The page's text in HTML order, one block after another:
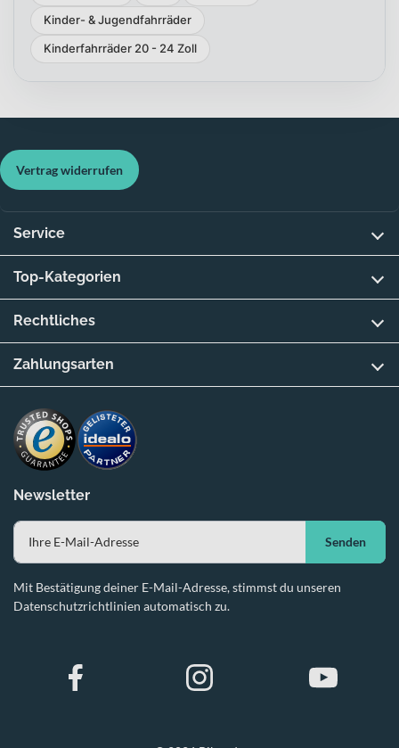
Kinder- & Jugendfahrräder
Kinderfahrräder 20 - 24 Zoll
Newsletter
Senden
Mit Bestätigung deiner E-Mail-Adresse, stimmst du unseren
Datenschutzrichtlinien automatisch zu.
Vertrag widerrufen
Service
Top-Kategorien
Rechtliches
Zahlungsarten